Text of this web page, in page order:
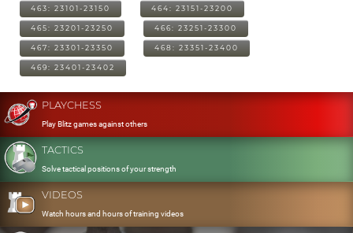
463: 23101-23150 464: 23151-23200
465: 23201-23250 466: 23251-23300
467: 23301-23350 468: 23351-23400
469: 23401-23402
PLAYCHESS
Play Blitz games against others
TACTICS
Solve tactical positions of your strength
VIDEOS
Watch hours and hours of training videos